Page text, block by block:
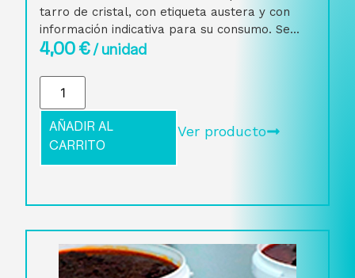
tarro de cristal, con etiqueta austera y con
información indicativa para su consumo. Se...
4,00€/ unidad
AÑADIR AL
CARRITO
Ver producto